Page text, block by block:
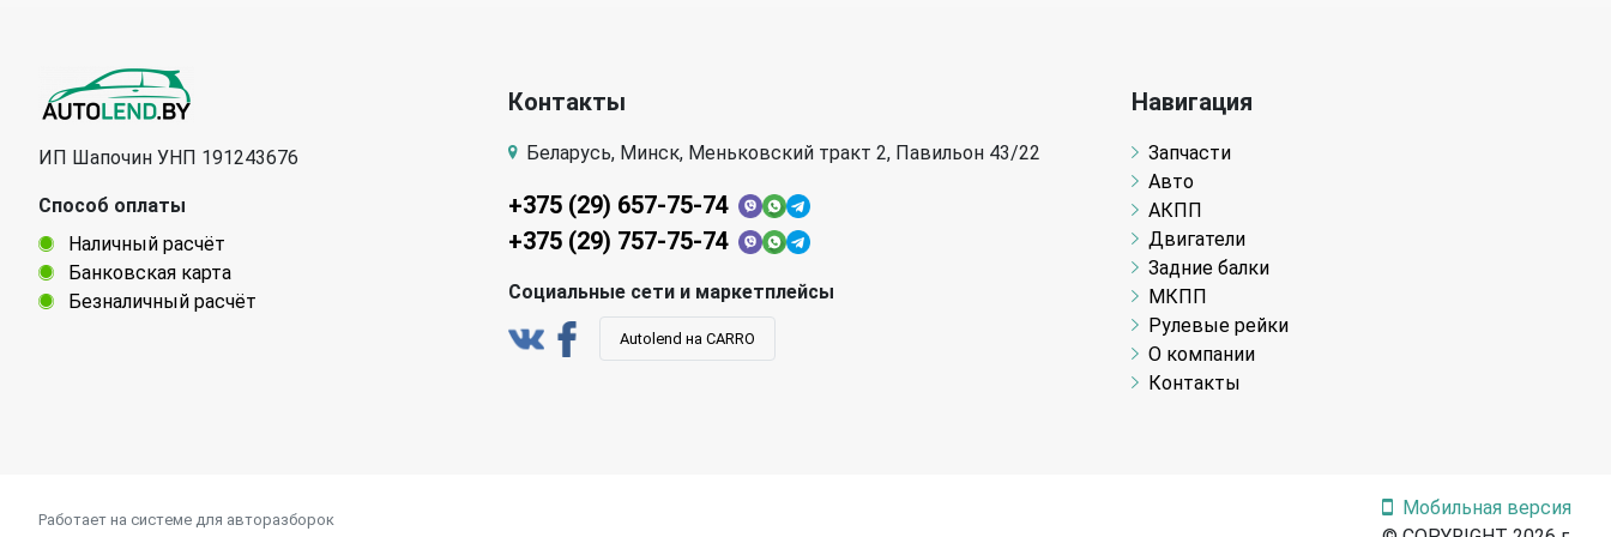
ИП Шапочин УНП 191243676
Способ оплаты
Наличный расчёт
Банковская карта
Безналичный расчёт
Контакты
Беларусь, Минск, Меньковский тракт 2, Павильон 43/22
+375 (29) 657-75-74
+375 (29) 757-75-74
Социальные сети и маркетплейсы
Autolend на CARRO
Навигация
Запчасти
Авто
АКПП
Двигатели
Задние балки
МКПП
Рулевые рейки
О компании
Контакты
Работает на системе для авторазборок
Мобильная версия